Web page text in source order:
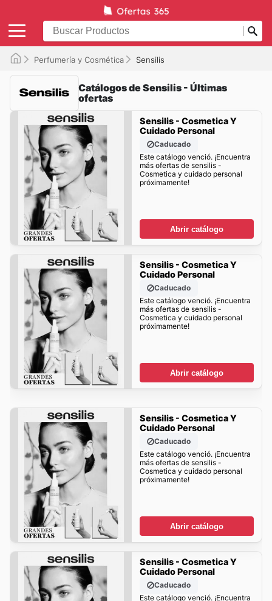
Perfumería y Cosmética Sensilis
Catálogos de Sensilis - Últimas
ofertas
Sensilis - Cosmetica Y
Cuidado Personal
Caducado
Este catálogo venció. ¡Encuentra
más ofertas de sensilis -
Cosmetica y cuidado personal
próximamente!
Abrir catálogo
Sensilis - Cosmetica Y
Cuidado Personal
Caducado
Este catálogo venció. ¡Encuentra
más ofertas de sensilis -
Cosmetica y cuidado personal
próximamente!
Abrir catálogo
Sensilis - Cosmetica Y
Cuidado Personal
Caducado
Este catálogo venció. ¡Encuentra
más ofertas de sensilis -
Cosmetica y cuidado personal
próximamente!
Abrir catálogo
Sensilis - Cosmetica Y
Cuidado Personal
Caducado
Este catálogo venció. ¡Encuentra